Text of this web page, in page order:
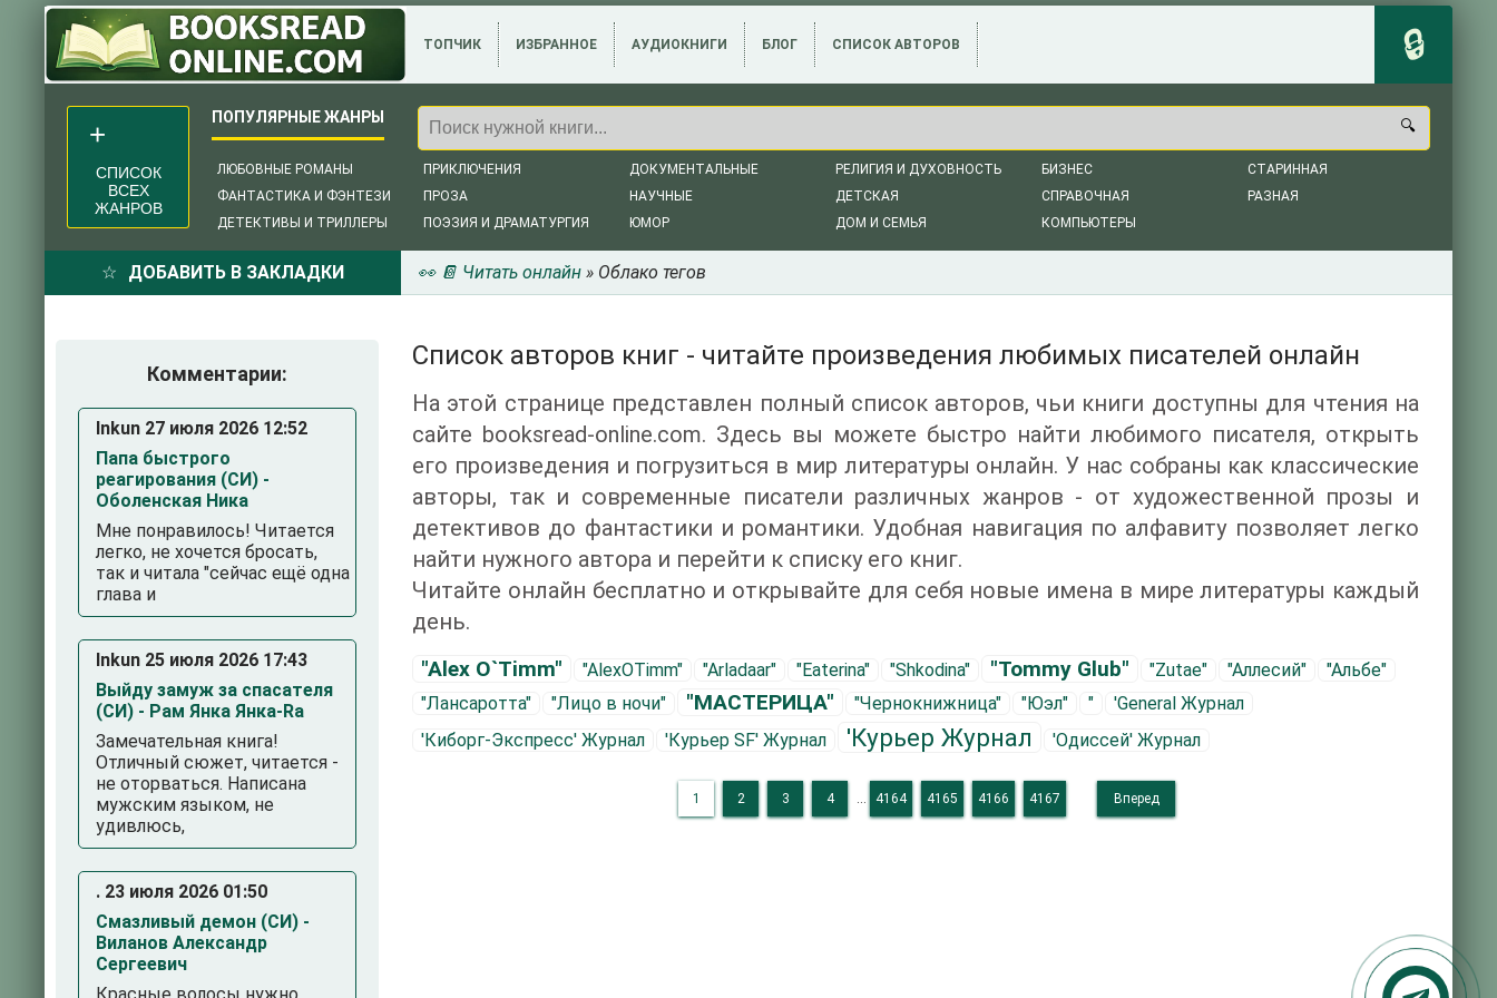
ТОПЧИК ИЗБРАННОЕ АУДИОКНИГИ БЛОГ СПИСОК АВТОРОВ
ЛЮБОВНЫЕ РОМАНЫ
ФАНТАСТИКА И ФЭНТЕЗИ
ДЕТЕКТИВЫ И ТРИЛЛЕРЫ
ПРИКЛЮЧЕНИЯ
ПРОЗА
ПОЭЗИЯ И ДРАМАТУРГИЯ
ДОКУМЕНТАЛЬНЫЕ
НАУЧНЫЕ
ЮМОР
РЕЛИГИЯ И ДУХОВНОСТЬ
ДЕТСКАЯ
ДОМ И СЕМЬЯ
БИЗНЕС
СПРАВОЧНАЯ
КОМПЬЮТЕРЫ
СТАРИННАЯ
РАЗНАЯ
СПИСОК
ВСЕХ
ЖАНРОВ
ДОБАВИТЬ В ЗАКЛАДКИ 👀 📔 Читать онлайн » Облако тегов
Список авторов книг - читайте произведения любимых писателей онлайн
На этой странице представлен полный список авторов, чьи книги доступны для чтения на
сайте booksread-online.com. Здесь вы можете быстро найти любимого писателя, открыть
его произведения и погрузиться в мир литературы онлайн. У нас собраны как классические
авторы, так и современные писатели различных жанров - от художественной прозы и
детективов до фантастики и романтики. Удобная навигация по алфавиту позволяет легко
найти нужного автора и перейти к списку его книг.
Читайте онлайн бесплатно и открывайте для себя новые имена в мире литературы каждый
день.
"Alex O`Timm" "AlexOTimm" "Arladaar" "Eaterina" "Shkodina" "Tommy Glub" "Zutae" "Аллесий"
"Альбе"
"Лансаротта"
"Лицо в ночи" "МАСТЕРИЦА" "Чернокнижница" "Юэл" "
'General Журнал
'Кибоpг-Экспpесс' Журнал
'Куpьеp SF' Журнал 'Куpьеp Журнал 'Одиссей' Журнал
1 2 3 4 ... 4164 4165 4166 4167 Вперед
Комментарии:
Inkun 27 июля 2026 12:52
Папа быстрого
реагирования (СИ) -
Оболенская Ника
Мне понравилось! Читается
легко, не хочется бросать,
так и читала "сейчас ещё одна
глава и
Inkun 25 июля 2026 17:43
Выйду замуж за спасателя
(СИ) - Рам Янка Янка-Ra
Замечательная книга!
Отличный сюжет, читается -
не оторваться. Написана
мужским языком, не
удивлюсь,
. 23 июля 2026 01:50
Смазливый демон (СИ) -
Виланов Александр
Сергеевич